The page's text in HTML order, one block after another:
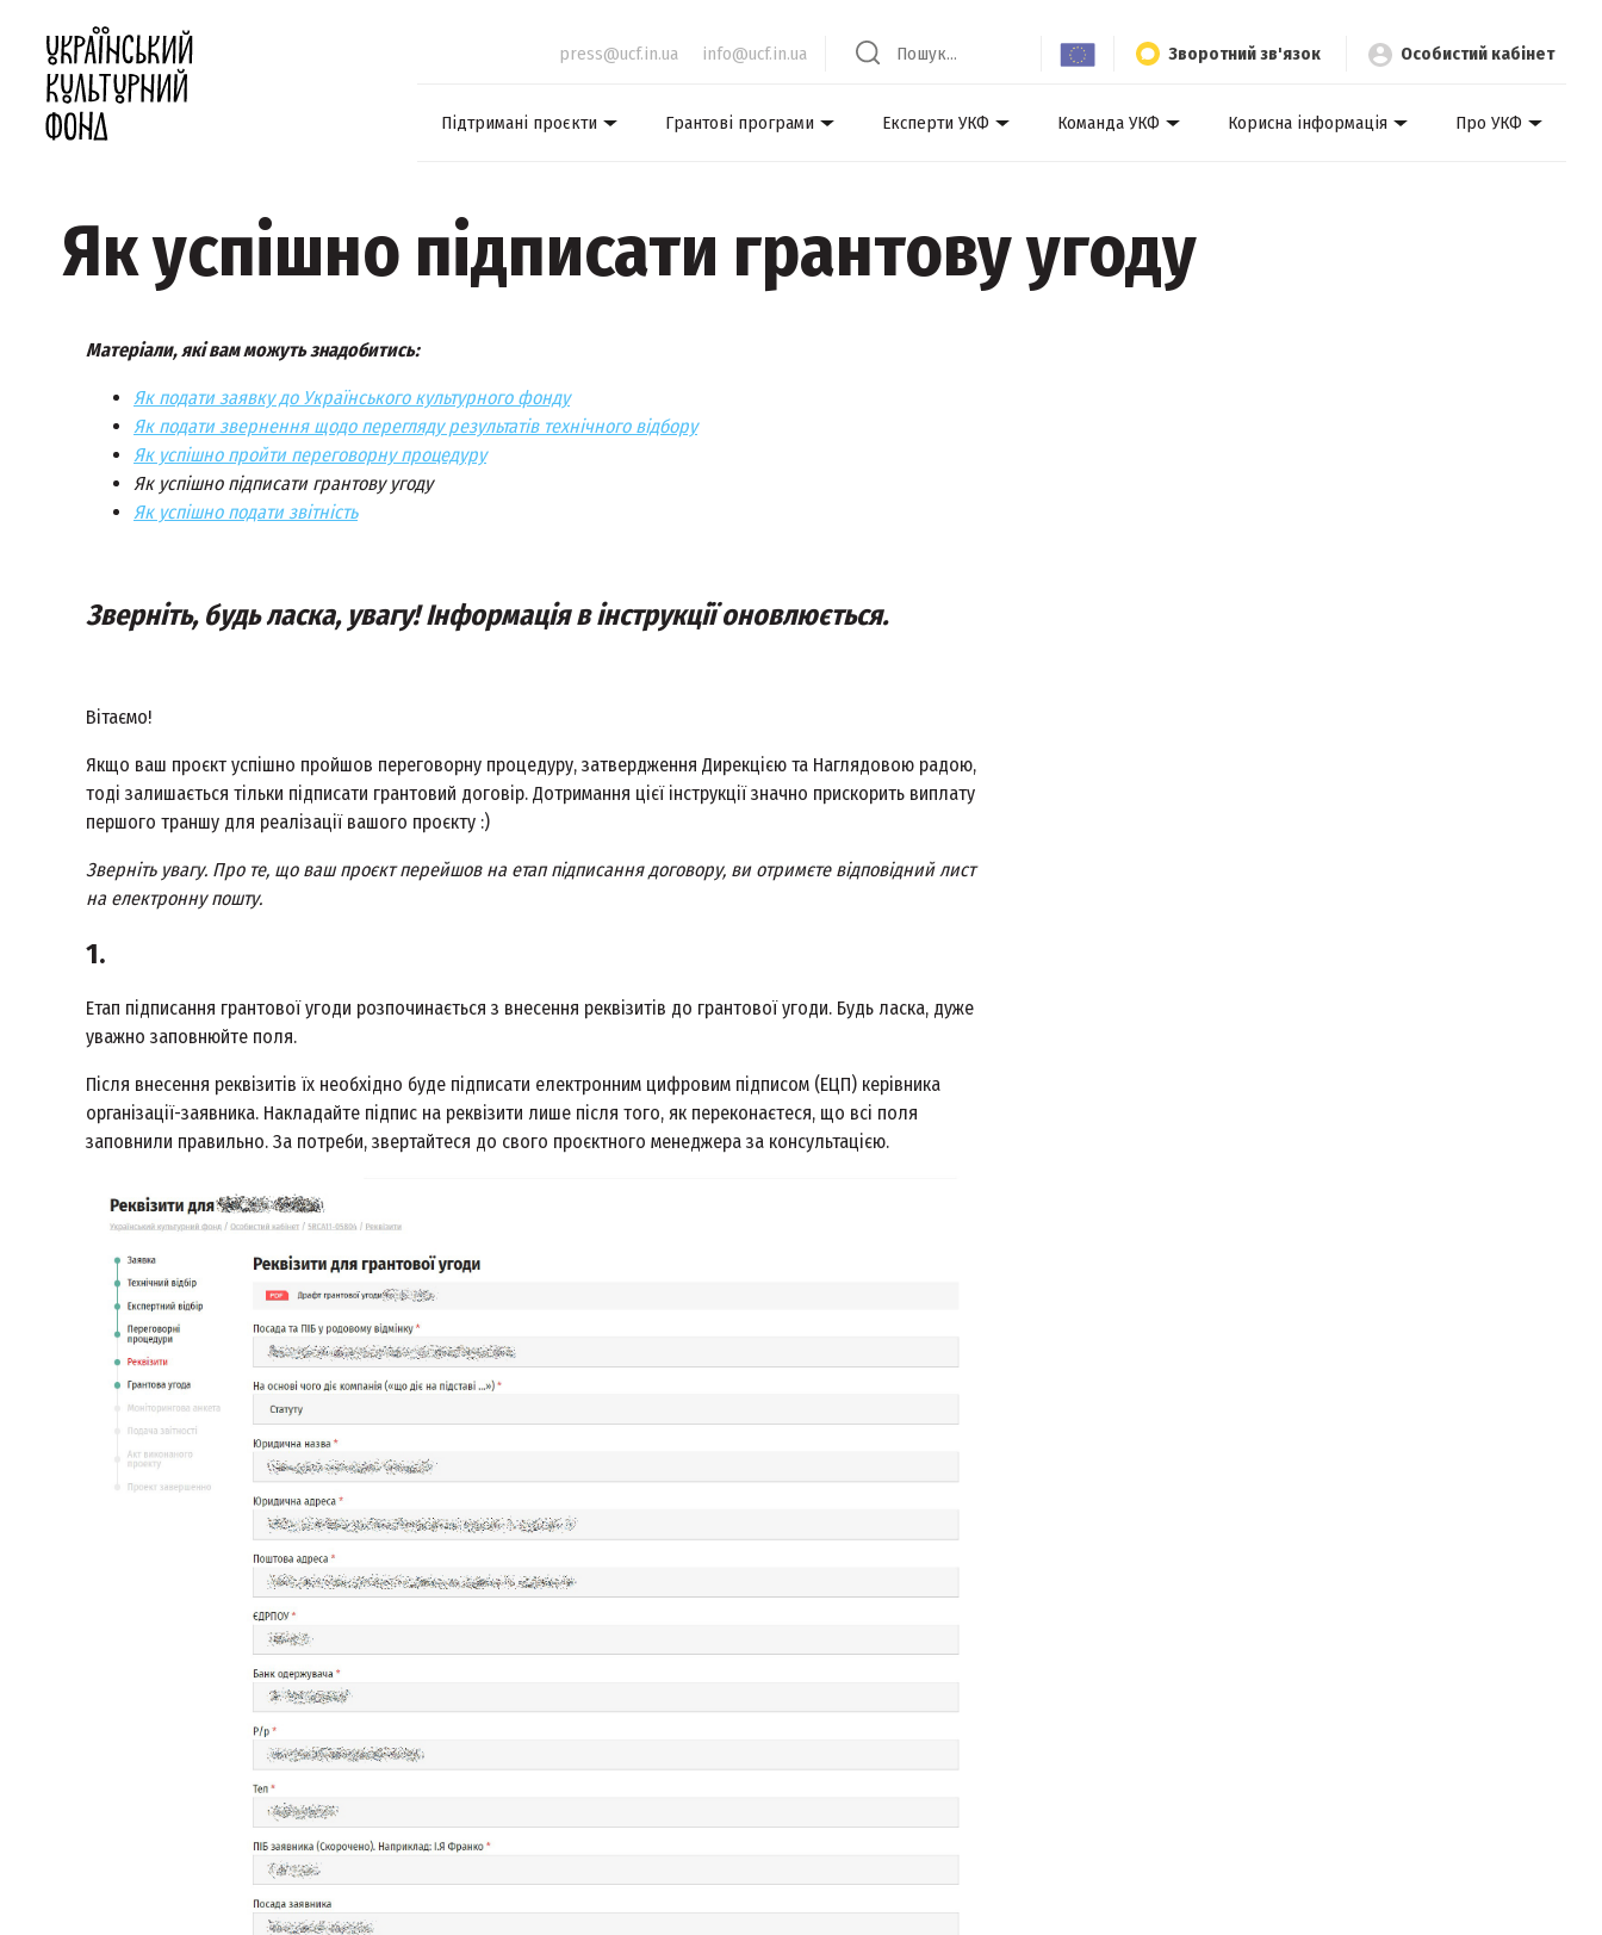
press@ucf.in.ua info@ucf.in.ua Зворотний зв'язок Особистий кабінет
Підтримані проєкти Грантові програми Експерти УКФ Команда УКФ Корисна інформація Про УКФ
Як успішно підписати грантову угоду
Матеріали, які вам можуть знадобитись:
Як подати заявку до Українського культурного фонду
Як подати звернення щодо перегляду результатів технічного відбору
Як успішно пройти переговорну процедуру
Як успішно підписати грантову угоду
Як успішно подати звітність
Зверніть, будь ласка, увагу! Інформація в інструкції оновлюється.
Вітаємо!
Якщо ваш проєкт успішно пройшов переговорну процедуру, затвердження Дирекцією та Наглядовою радою,
тоді залишається тільки підписати грантовий договір. Дотримання цієї інструкції значно прискорить виплату
першого траншу для реалізації вашого проєкту :)
Зверніть увагу. Про те, що ваш проєкт перейшов на етап підписання договору, ви отримєте відповідний лист
на електронну пошту.
1.
Етап підписання грантової угоди розпочинається з внесення реквізитів до грантової угоди. Будь ласка, дуже
уважно заповнюйте поля.
Після внесення реквізитів їх необхідно буде підписати електронним цифровим підписом (ЕЦП) керівника
організації-заявника. Накладайте підпис на реквізити лише після того, як переконаєтеся, що всі поля
заповнили правильно. За потреби, звертайтеся до свого проєктного менеджера за консультацією.